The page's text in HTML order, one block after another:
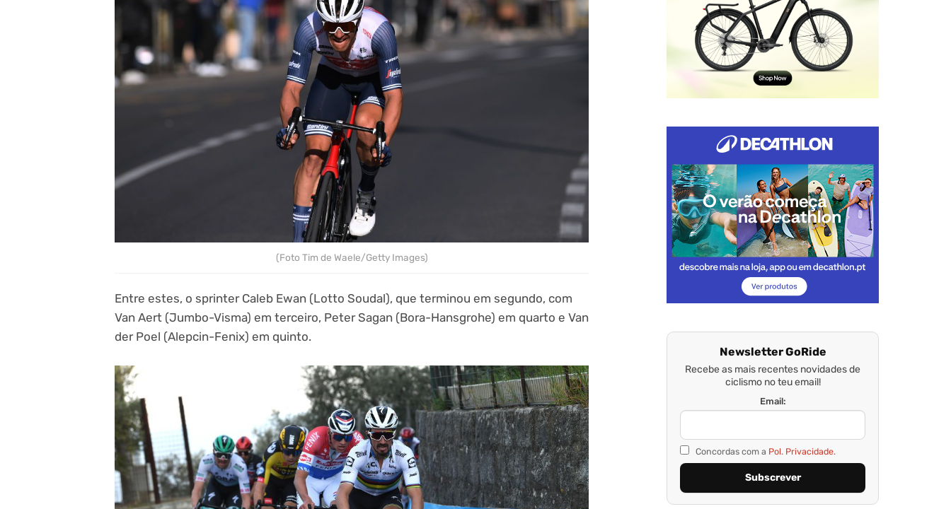
(Foto Tim de Waele/Getty Images)
Entre estes, o sprinter Caleb Ewan (Lotto Soudal), que terminou em segundo, com
Van Aert (Jumbo-Visma) em terceiro, Peter Sagan (Bora-Hansgrohe) em quarto e Van
der Poel (Alepcin-Fenix) em quinto.
Newsletter GoRide
Recebe as mais recentes novidades de
ciclismo no teu email!
Email:
Concordas com a Pol. Privacidade.